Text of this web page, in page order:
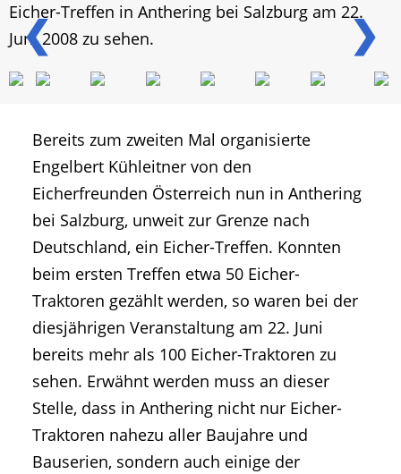
❮ ❯
Eicher-Treffen in Anthering bei Salzburg am 22.
Juni 2008 zu sehen.
Bereits zum zweiten Mal organisierte
Engelbert Kühleitner von den
Eicherfreunden Österreich nun in Anthering
bei Salzburg, unweit zur Grenze nach
Deutschland, ein Eicher-Treffen. Konnten
beim ersten Treffen etwa 50 Eicher-
Traktoren gezählt werden, so waren bei der
diesjährigen Veranstaltung am 22. Juni
bereits mehr als 100 Eicher-Traktoren zu
sehen. Erwähnt werden muss an dieser
Stelle, dass in Anthering nicht nur Eicher-
Traktoren nahezu aller Baujahre und
Bauserien, sondern auch einige der